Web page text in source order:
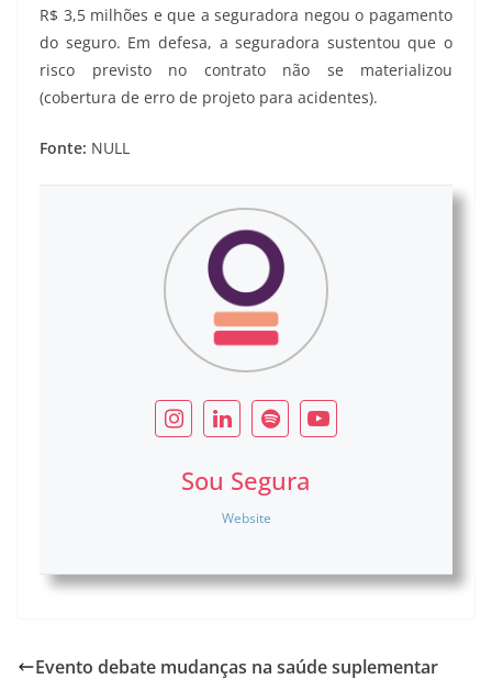
R$ 3,5 milhões e que a seguradora negou o pagamento
do seguro. Em defesa, a seguradora sustentou que o
risco previsto no contrato não se materializou
(cobertura de erro de projeto para acidentes).
Fonte: NULL
Sou Segura
Website
Evento debate mudanças na saúde suplementar